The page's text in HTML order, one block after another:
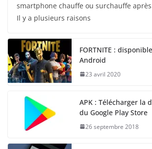
smartphone chauffe ou surchauffe
Il y a plusieurs raisons
FORTNITE :
Android
23 avril 2020
APK : Télécharger la
du Google Play Store
26 septembre 2018